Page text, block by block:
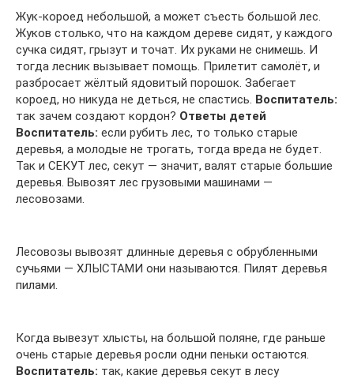
Жук-короед небольшой, а может съесть большой лес.
Жуков столько, что на каждом дереве сидят, у каждого
сучка сидят, грызут и точат. Их руками не снимешь. И
тогда лесник вызывает помощь. Прилетит самолёт, и
разбросает жёлтый ядовитый порошок. Забегает
короед, но никуда не деться, не спастись. Воспитатель:
так зачем создают кордон? Ответы детей
Воспитатель: если рубить лес, то только старые
деревья, а молодые не трогать, тогда вреда не будет.
Так и СЕКУТ лес, секут — значит, валят старые большие
деревья. Вывозят лес грузовыми машинами —
лесовозами.
Лесовозы вывозят длинные деревья с обрубленными
сучьями — ХЛЫСТАМИ они называются. Пилят деревья
пилами.
Когда вывезут хлысты, на большой поляне, где раньше
очень старые деревья росли одни пеньки остаются.
Воспитатель: так, какие деревья секут в лесу